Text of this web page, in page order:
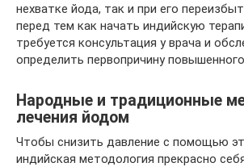
нехватке йода, так и при его
перед тем как начать индийскую
требуется консультация у врача и
определить первопричину
Народные и традиционные
лечения йодом
Чтобы снизить давление с помощью
индийская методология прекрасно